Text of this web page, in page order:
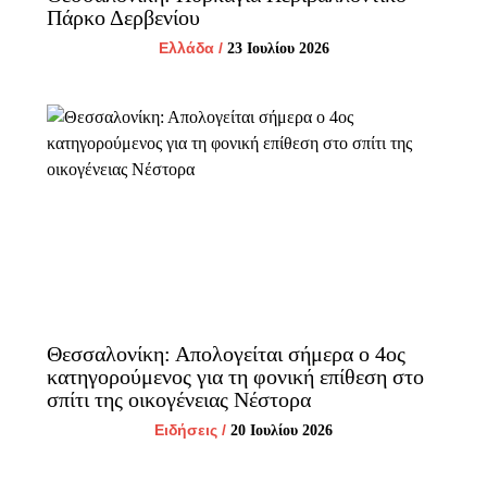
Πάρκο Δερβενίου
Ελλάδα/ 23 Ιουλίου 2026
Θεσσαλονίκη: Απολογείται σήμερα ο 4ος
κατηγορούμενος για τη φονική επίθεση στο
σπίτι της οικογένειας Νέστορα
Ειδήσεις / 20 Ιουλίου 2026